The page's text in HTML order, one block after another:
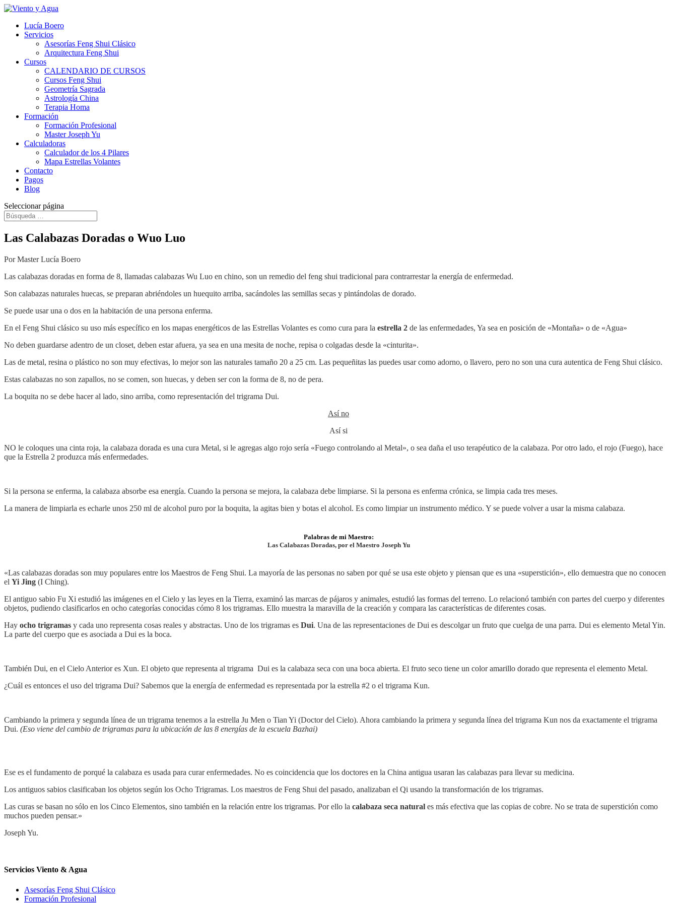
Lucía Boero
Servicios
Asesorías Feng Shui Clásico
Arquitectura Feng Shui
Cursos
CALENDARIO DE CURSOS
Cursos Feng Shui
Geometría Sagrada
Astrología China
Terapia Homa
Formación
Formación Profesional
Master Joseph Yu
Calculadoras
Calculador de los 4 Pilares
Mapa Estrellas Volantes
Contacto
Pagos
Blog
Seleccionar página
Las Calabazas Doradas o Wuo Luo
Por Master Lucía Boero
Las calabazas doradas en forma de 8, llamadas calabazas Wu Luo en chino, son un remedio del feng shui tradicional para contrarrestar la energía de enfermedad.
Son calabazas naturales huecas, se preparan abriéndoles un huequito arriba, sacándoles las semillas secas y pintándolas de dorado.
Se puede usar una o dos en la habitación de una persona enferma.
En el Feng Shui clásico su uso más específico en los mapas energéticos de las Estrellas Volantes es como cura para la estrella 2 de las enfermedades, Ya sea en posición de «Montaña» o de «Agua»
No deben guardarse adentro de un closet, deben estar afuera, ya sea en una mesita de noche, repisa o colgadas desde la «cinturita».
Las de metal, resina o plástico no son muy efectivas, lo mejor son las naturales tamaño 20 a 25 cm. Las pequeñitas las puedes usar como adorno, o llavero, pero no son una cura autentica de Feng Shui clásico.
Estas calabazas no son zapallos, no se comen, son huecas, y deben ser con la forma de 8, no de pera.
La boquita no se debe hacer al lado, sino arriba, como representación del trigrama Dui.
Así no
Así si
NO le coloques una cinta roja, la calabaza dorada es una cura Metal, si le agregas algo rojo sería «Fuego controlando al Metal», o sea daña el uso terapéutico de la calabaza. Por otro lado, el rojo (Fuego), hace
que la Estrella 2 produzca más enfermedades.
Si la persona se enferma, la calabaza absorbe esa energía. Cuando la persona se mejora, la calabaza debe limpiarse. Si la persona es enferma crónica, se limpia cada tres meses.
La manera de limpiarla es echarle unos 250 ml de alcohol puro por la boquita, la agitas bien y botas el alcohol. Es como limpiar un instrumento médico. Y se puede volver a usar la misma calabaza.
Palabras de mi Maestro:
Las Calabazas Doradas, por el Maestro Joseph Yu
«Las calabazas doradas son muy populares entre los Maestros de Feng Shui. La mayoría de las personas no saben por qué se usa este objeto y piensan que es una «superstición», ello demuestra que no conocen
el Yi Jing (I Ching).
El antiguo sabio Fu Xi estudió las imágenes en el Cielo y las leyes en la Tierra, examinó las marcas de pájaros y animales, estudió las formas del terreno. Lo relacionó también con partes del cuerpo y diferentes
objetos, pudiendo clasificarlos en ocho categorías conocidas cómo 8 los trigramas. Ello muestra la maravilla de la creación y compara las características de diferentes cosas.
Hay ocho trigramas y cada uno representa cosas reales y abstractas. Uno de los trigramas es Dui. Una de las representaciones de Dui es descolgar un fruto que cuelga de una parra. Dui es elemento Metal Yin.
La parte del cuerpo que es asociada a Dui es la boca.
También Dui, en el Cielo Anterior es Xun. El objeto que representa al trigrama Dui es la calabaza seca con una boca abierta. El fruto seco tiene un color amarillo dorado que representa el elemento Metal.
¿Cuál es entonces el uso del trigrama Dui? Sabemos que la energía de enfermedad es representada por la estrella #2 o el trigrama Kun.
Cambiando la primera y segunda línea de un trigrama tenemos a la estrella Ju Men o Tian Yi (Doctor del Cielo). Ahora cambiando la primera y segunda línea del trigrama Kun nos da exactamente el trigrama
Dui. (Eso viene del cambio de trigramas para la ubicación de las 8 energías de la escuela Bazhai)
Ese es el fundamento de porqué la calabaza es usada para curar enfermedades. No es coincidencia que los doctores en la China antigua usaran las calabazas para llevar su medicina.
Los antiguos sabios clasificaban los objetos según los Ocho Trigramas. Los maestros de Feng Shui del pasado, analizaban el Qi usando la transformación de los trigramas.
Las curas se basan no sólo en los Cinco Elementos, sino también en la relación entre los trigramas. Por ello la calabaza seca natural es más efectiva que las copias de cobre. No se trata de superstición como
muchos pueden pensar.»
Joseph Yu.
Servicios Viento & Agua
Asesorías Feng Shui Clásico
Formación Profesional